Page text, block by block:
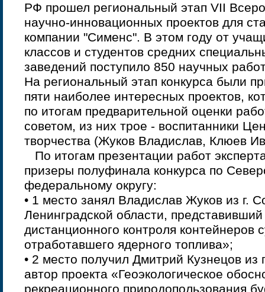
РФ прошел региональный этап VII
научно-инновационных проектов для
компании "Сименс". В этом году от
классов и студентов средних
заведений поступило 850 научных
На региональный этап конкурса были
пяти наиболее интересных проектов,
по итогам предварительной оценки
советом, из них трое - воспитанники
творчества (Жуков Владислав, Клюев
По итогам презентации работ
призеры полуфинала конкурса по
федеральному округу:
• 1 место занял Владислав Жуков из г.
Ленинградской области,
дистанционного контроля контейнеров
отработавшего ядерного топлива»;
• 2 место получил Дмитрий Кузнецов из
автор проекта «Геоэкологическое
рекреационного природопользования